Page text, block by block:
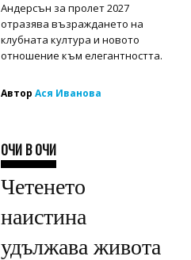
Андерсън за пролет 2027
отразява възраждането на
клубната култура и новото
отношение към елегантността.
Автор Ася Иванова
ОЧИ В ОЧИ
Четенето
наистина
удължава живота